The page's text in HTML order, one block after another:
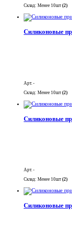
Склад: Менее 10шт (2)
Силиконовые
Арт. -
Склад: Менее 10шт (2)
Силиконовые
Арт. -
Склад: Менее 10шт (2)
Силиконовые